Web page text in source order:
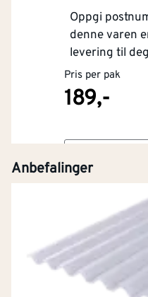
Oppgi
denne varen
levering til
Pris per pak
189,-
Anbefalinger